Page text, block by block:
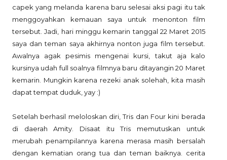
capek yang melanda karena baru selesai aksi pagi itu tak
menggoyahkan kemauan saya untuk menonton film
tersebut. Jadi, hari minggu kemarin tanggal 22 Maret 2015
saya dan teman saya akhirnya nonton juga film tersebut.
Awalnya agak pesimis mengenai kursi, takut aja kalo
kursinya udah full soalnya filmnya baru ditayangin 20 Maret
kemarin. Mungkin karena rezeki anak solehah, kita masih
dapat tempat duduk, yay :)
Setelah berhasil meloloskan diri, Tris dan Four kini berada
di daerah Amity. Disaat itu Tris memutuskan untuk
merubah penampilannya karena merasa masih bersalah
dengan kematian orang tua dan teman baiknya. cerita